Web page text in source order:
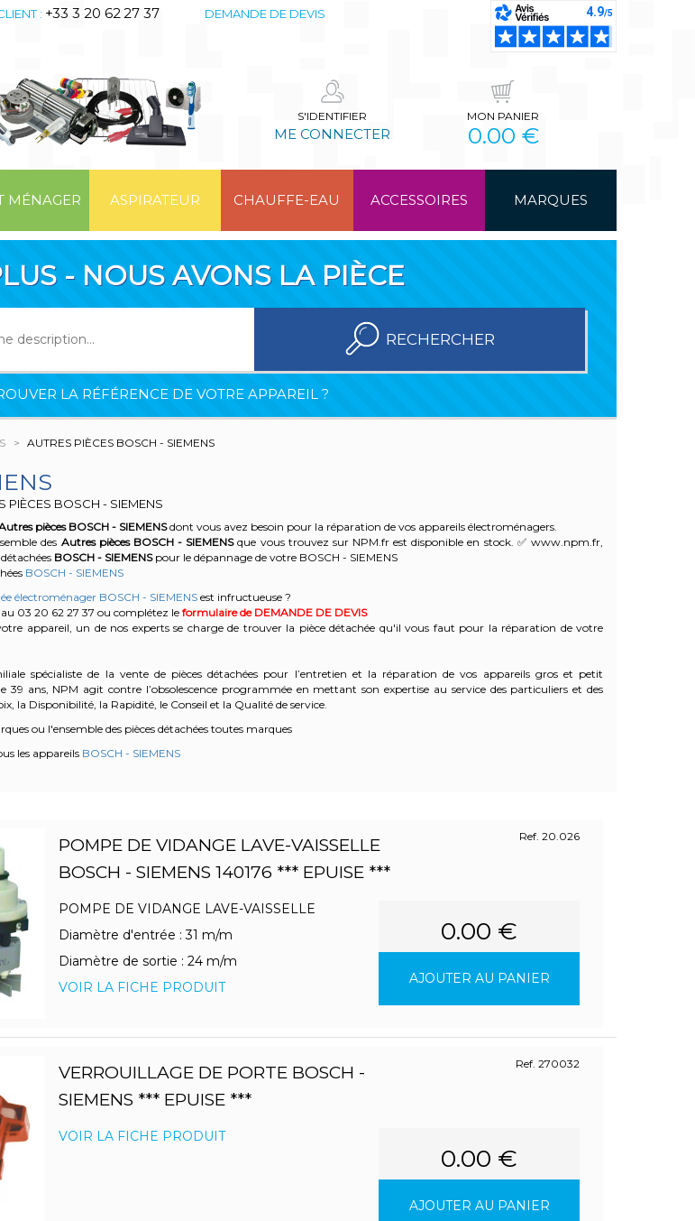
: +33 3 20 62 27 37 DEMANDE DE DEVIS
S'IDENTIFIER
ME CONNECTER
MON PANIER
0.00 €
MÉNAGER ASPIRATEUR CHAUFFE-EAU ACCESSOIRES MARQUES
- NOUS AVONS LA PIÈCE
RECHERCHER
LA RÉFÉRENCE DE VOTRE APPAREIL ?
AUTRES PIÈCES BOSCH - SIEMENS
PIÈCES BOSCH - SIEMENS
pièces BOSCH - SIEMENSdont vous avez besoin pour la réparation de vos appareils électroménagers.
des Autres pièces BOSCH - SIEMENSque vous trouvez sur NPM.fr est disponible en stock. ✅ www.npm.fr,
BOSCH - SIEMENSpour le dépannage de votre BOSCH - SIEMENS
BOSCH - SIEMENS
électroménager BOSCH - SIEMENSest infructueuse ?
03 20 62 27 37 ou complétez le formulaire de DEMANDE DE DEVIS
appareil, un de nos experts se charge de trouver la pièce détachée qu'il vous faut pour la réparation de votre
spécialiste de la vente de pièces détachées pour l’entretien et la réparation de vos appareils gros et petit
39 ans, NPM agit contre l’obsolescence programmée en mettant son expertise au service des particuliers et des
la Disponibilité, la Rapidité, le Conseil et la Qualité de service.
ou l'ensemble des pièces détachées toutes marques
les appareils BOSCH - SIEMENS
POMPE DE VIDANGE LAVE-VAISSELLE
BOSCH - SIEMENS 140176 *** EPUISE ***
Ref. 20.026
POMPE DE VIDANGE LAVE-VAISSELLE
Diamètre d'entrée : 31 m/m
Diamètre de sortie : 24 m/m
VOIR LA FICHE PRODUIT
0.00 €
AJOUTER AU PANIER
VERROUILLAGE DE PORTE BOSCH -
SIEMENS *** EPUISE ***
Ref. 270032
VOIR LA FICHE PRODUIT
0.00 €
AJOUTER AU PANIER